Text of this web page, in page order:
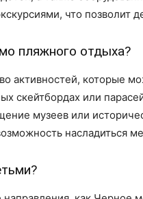
что позволит
пляжного отдыха?
активностей, которые
скейтбордах или
музеев или
насладиться